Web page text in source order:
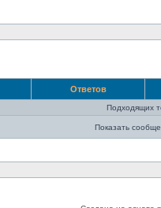
Ответов
Подходящих
Показать